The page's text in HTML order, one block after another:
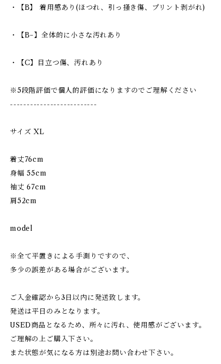
・【B】 着用感あり(ほつれ、引っ掻き傷、プリント剥がれ)
・【B−】全体的に小さな汚れあり
・【C】目立つ傷、汚れあり
※5段階評価で個人的評価になりますのでご理解ください
--------------------------
サイズ XL
着丈76cm
身幅 55cm
袖丈 67cm
肩52cm
model
※全て平置きによる手測りですので、
多少の誤差がある場合がございます。
ご入金確認から3日以内に発送致します。
発送は平日のみとなります。
USED商品となるため、所々に汚れ、使用感がございます。
ご理解の上ご購入下さい。
また状態が気になる方は別途お問い合わせ下さい。